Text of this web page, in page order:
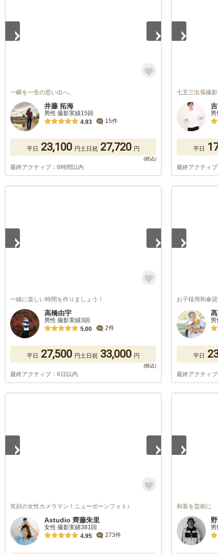
一瞬を一生の思い出へ。
井藤 拓海
男性 撮影実績15回
4.93
15件
平日 23,100 円土日祝 27,720 円
最終アクティブ：6時間以内
七五三出張撮
平日
最終アクティ
一緒に楽しい時間を作りましょう！
高橋由宇
男性 撮影実績3回
5.00
2件
平日 27,500 円土日祝 33,000 円
最終アクティブ：6日以内
お子様用和傘
平日
最終アクティ
笑顔の女性カメラマン！ニューボーンフォト♪
Astudio 齊藤朱里
女性 撮影実績381回
4.95
273件
和装を芸術に